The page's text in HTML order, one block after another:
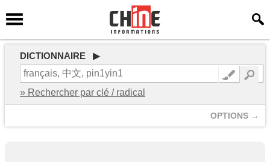
DICTIONNAIRE ▶
» Rechercher par clé / radical
OPTIONS →